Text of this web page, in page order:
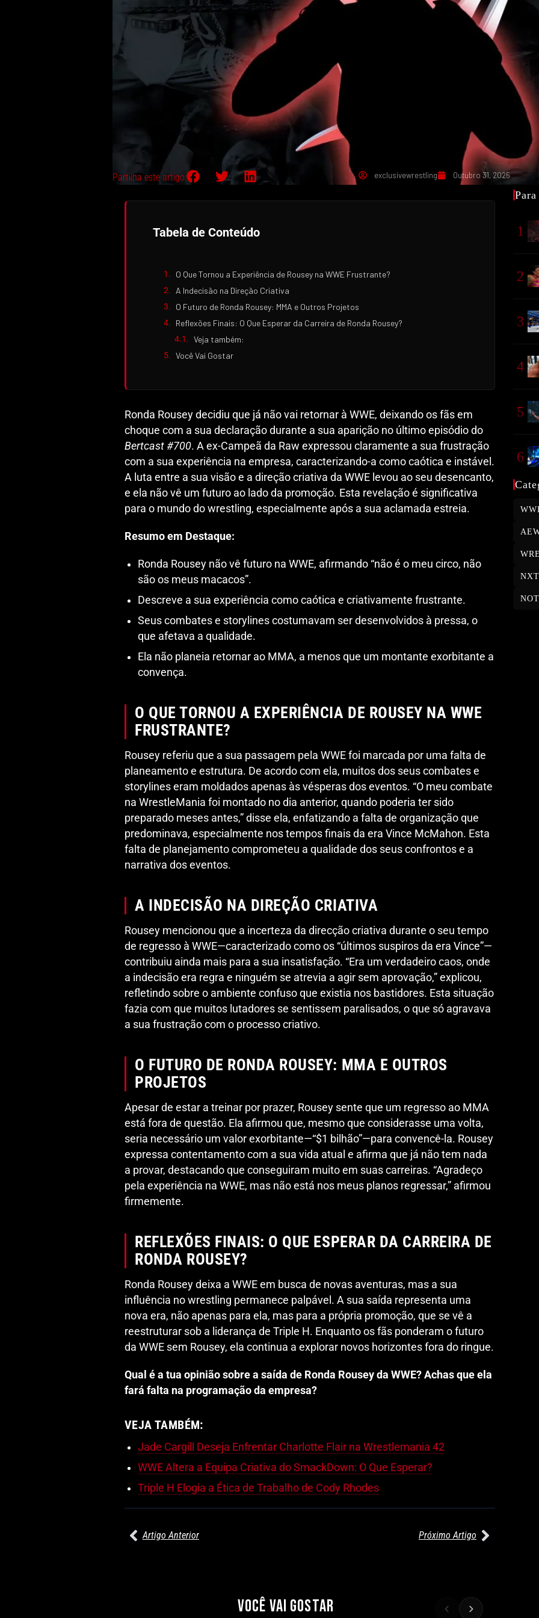
Partilha este artigo: exclusivewrestling Outubro 31, 2025
Tabela de Conteúdo
O Que Tornou a Experiência de Rousey na WWE Frustrante?
A Indecisão na Direção Criativa
O Futuro de Ronda Rousey: MMA e Outros Projetos
Reflexões Finais: O Que Esperar da Carreira de Ronda Rousey?
Veja também:
Você Vai Gostar
Ronda Rousey decidiu que já não vai retornar à WWE, deixando os fãs em
choque com a sua declaração durante a sua aparição no último episódio do
Bertcast #700. A ex-Campeã da Raw expressou claramente a sua frustração
com a sua experiência na empresa, caracterizando-a como caótica e instável.
A luta entre a sua visão e a direção criativa da WWE levou ao seu desencanto,
e ela não vê um futuro ao lado da promoção. Esta revelação é significativa
para o mundo do wrestling, especialmente após a sua aclamada estreia.
Resumo em Destaque:
Ronda Rousey não vê futuro na WWE, afirmando “não é o meu circo, não
são os meus macacos”.
Descreve a sua experiência como caótica e criativamente frustrante.
Seus combates e storylines costumavam ser desenvolvidos à pressa, o
que afetava a qualidade.
Ela não planeia retornar ao MMA, a menos que um montante exorbitante a
convença.
O QUE TORNOU A EXPERIÊNCIA DE ROUSEY NA WWE
FRUSTRANTE?
Rousey referiu que a sua passagem pela WWE foi marcada por uma falta de
planeamento e estrutura. De acordo com ela, muitos dos seus combates e
storylines eram moldados apenas às vésperas dos eventos. “O meu combate
na WrestleMania foi montado no dia anterior, quando poderia ter sido
preparado meses antes,” disse ela, enfatizando a falta de organização que
predominava, especialmente nos tempos finais da era Vince McMahon. Esta
falta de planejamento comprometeu a qualidade dos seus confrontos e a
narrativa dos eventos.
A INDECISÃO NA DIREÇÃO CRIATIVA
Rousey mencionou que a incerteza da direcção criativa durante o seu tempo
de regresso à WWE—caracterizado como os “últimos suspiros da era Vince”—
contribuiu ainda mais para a sua insatisfação. “Era um verdadeiro caos, onde
a indecisão era regra e ninguém se atrevia a agir sem aprovação,” explicou,
refletindo sobre o ambiente confuso que existia nos bastidores. Esta situação
fazia com que muitos lutadores se sentissem paralisados, o que só agravava
a sua frustração com o processo criativo.
O FUTURO DE RONDA ROUSEY: MMA E OUTROS
PROJETOS
Apesar de estar a treinar por prazer, Rousey sente que um regresso ao MMA
está fora de questão. Ela afirmou que, mesmo que considerasse uma volta,
seria necessário um valor exorbitante—“$1 bilhão”—para convencê-la. Rousey
expressa contentamento com a sua vida atual e afirma que já não tem nada
a provar, destacando que conseguiram muito em suas carreiras. “Agradeço
pela experiência na WWE, mas não está nos meus planos regressar,” afirmou
firmemente.
REFLEXÕES FINAIS: O QUE ESPERAR DA CARREIRA DE
RONDA ROUSEY?
Ronda Rousey deixa a WWE em busca de novas aventuras, mas a sua
influência no wrestling permanece palpável. A sua saída representa uma
nova era, não apenas para ela, mas para a própria promoção, que se vê a
reestruturar sob a liderança de Triple H. Enquanto os fãs ponderam o futuro
da WWE sem Rousey, ela continua a explorar novos horizontes fora do ringue.
Qual é a tua opinião sobre a saída de Ronda Rousey da WWE? Achas que ela
fará falta na programação da empresa?
VEJA TAMBÉM:
Jade Cargill Deseja Enfrentar Charlotte Flair na Wrestlemania 42
WWE Altera a Equipa Criativa do SmackDown: O Que Esperar?
Triple H Elogia a Ética de Trabalho de Cody Rhodes
Artigo Anterior Próximo Artigo
VOCÊ VAI GOSTAR
AEW REDEMPTION
Por exclusivewrestling
COMBATE INTENSO
Por exclusivewrestling
1
2
3
4
5
6
NXT